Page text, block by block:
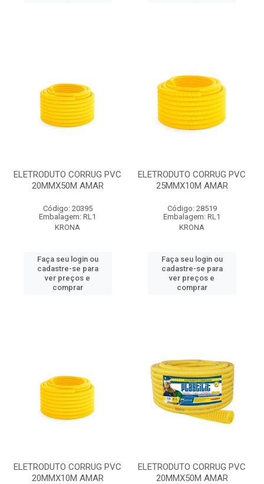
ELETRODUTO CORRUG PVC
20MMX50M AMAR
Código: 20395
Embalagem: RL1
KRONA
Faça seu login ou
cadastre-se para
ver preços e
comprar
ELETRODUTO CORRUG PVC
25MMX10M AMAR
Código: 28519
Embalagem: RL1
KRONA
Faça seu login ou
cadastre-se para
ver preços e
comprar
ELETRODUTO CORRUG PVC
20MMX10M AMAR
ELETRODUTO CORRUG PVC
20MMX50M AMAR